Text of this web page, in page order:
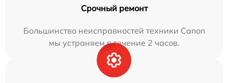
Срочный ремонт
Большинство неисправностей техники Canon
мы устраняем в течение 2 часов.